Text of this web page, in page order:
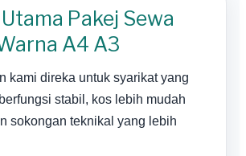
Pakej Sewa
A4 A3
kami direka untuk syarikat yang
stabil, kos lebih mudah
sokongan teknikal yang lebih